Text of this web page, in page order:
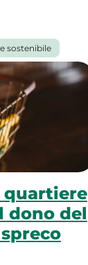
sostenibile
quartiere
dono del